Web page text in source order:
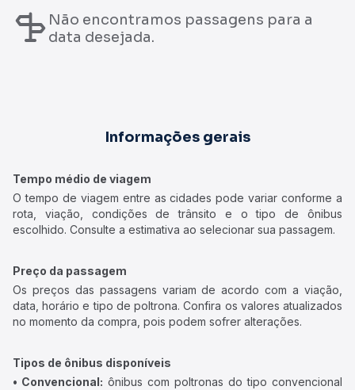
Não encontramos passagens para a
data desejada.
Informações gerais
Tempo médio de viagem
O tempo de viagem entre as cidades pode variar conforme a
rota, viação, condições de trânsito e o tipo de ônibus
escolhido. Consulte a estimativa ao selecionar sua passagem.
Preço da passagem
Os preços das passagens variam de acordo com a viação,
data, horário e tipo de poltrona. Confira os valores atualizados
no momento da compra, pois podem sofrer alterações.
Tipos de ônibus disponíveis
• Convencional: ônibus com poltronas do tipo convencional